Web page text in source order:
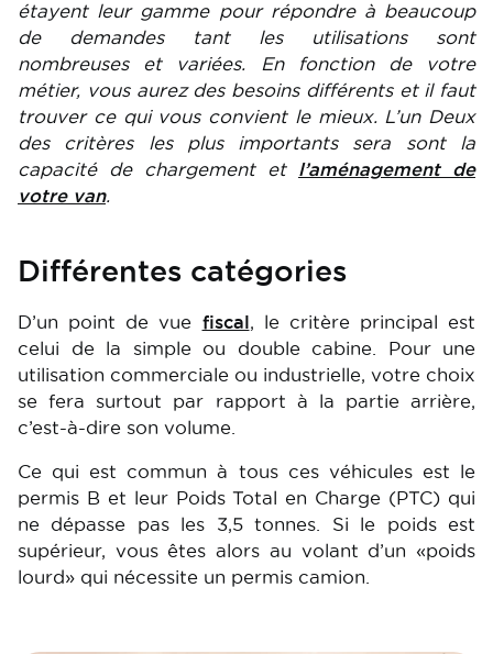
étayent leur gamme pour répondre à beaucoup
de demandes tant les utilisations sont
nombreuses et variées. En fonction de votre
métier, vous aurez des besoins différents et il faut
trouver ce qui vous convient le mieux. L’un Deux
des critères les plus importants sera sont la
capacité de chargement et l’aménagement de
votre van.
Différentes catégories
D’un point de vue fiscal, le critère principal est
celui de la simple ou double cabine. Pour une
utilisation commerciale ou industrielle, votre choix
se fera surtout par rapport à la partie arrière,
c’est-à-dire son volume.
Ce qui est commun à tous ces véhicules est le
permis B et leur Poids Total en Charge (PTC) qui
ne dépasse pas les 3,5 tonnes. Si le poids est
supérieur, vous êtes alors au volant d’un «poids
lourd» qui nécessite un permis camion.